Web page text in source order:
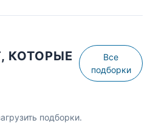
КОТОРЫЕ
Все
подборки
подборки.